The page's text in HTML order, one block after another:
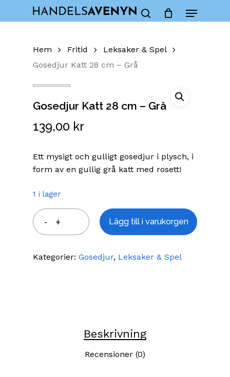
Menu
Cart Close
Hem Fritid
Leksaker & Spel
Gosedjur Katt 28 cm – Grå
Gosedjur Katt 28 cm – Grå
139,00 kr
Ett mysigt och gulligt gosedjur i plysch, i
form av en gullig grå katt med rosett!
1 i lager
Lägg till i varukorgen
Kategorier: Gosedjur, Leksaker & Spel
Beskrivning
Recensioner (0)